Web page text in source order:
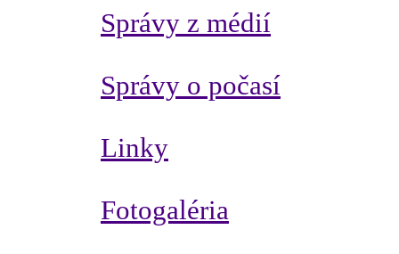
Správy z médií
Správy o počasí
Linky
Fotogaléria